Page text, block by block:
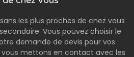
les plus proches de chez vous
Vous pouvez choisir le
demande de devis pour vos
vous mettons en contact avec les